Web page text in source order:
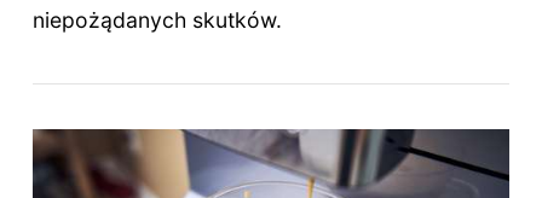
niepożądanych skutków.